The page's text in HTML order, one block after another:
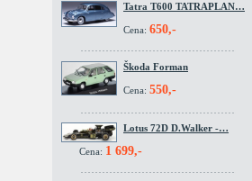
Tatra T600 TATRAPLAN…
Cena: 650,-
Škoda Forman
Cena: 550,-
Lotus 72D D.Walker -…
Cena: 1 699,-